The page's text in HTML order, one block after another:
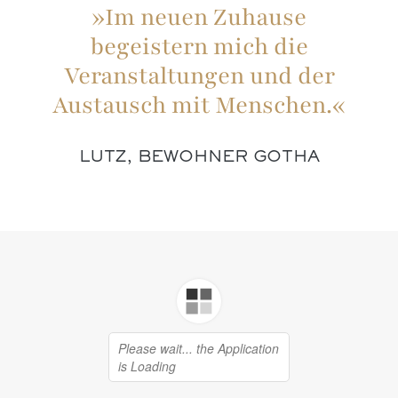
»Im neuen Zuhause
begeistern mich die
Veranstaltungen und der
Austausch mit Menschen.«
LUTZ, BEWOHNER GOTHA